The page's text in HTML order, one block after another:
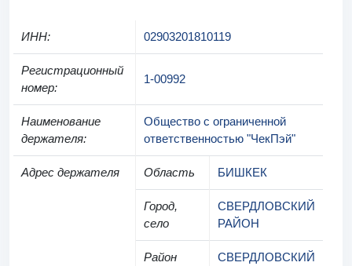
ИНН: 02903201810119
Регистрационный
номер:
1-00992
Наименование
держателя:
Общество с ограниченной
ответственностью "ЧекПэй"
Адрес держателя Область БИШКЕК
Город,
село
СВЕРДЛОВСКИЙ
РАЙОН
Район
СВЕРДЛОВСКИЙ